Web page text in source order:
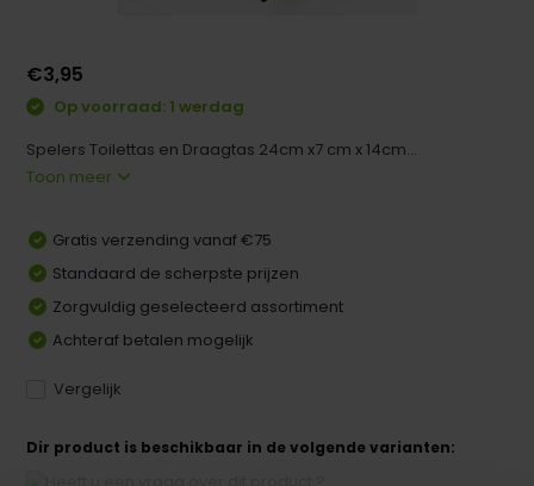
€3,95
Op voorraad: 1 werdag
Spelers Toilettas en Draagtas 24cm x7 cm x 14cm...
Toon meer
Gratis verzending vanaf €75
Standaard de scherpste prijzen
Zorgvuldig geselecteerd assortiment
Achteraf betalen mogelijk
Vergelijk
Dir product is beschikbaar in de volgende varianten: